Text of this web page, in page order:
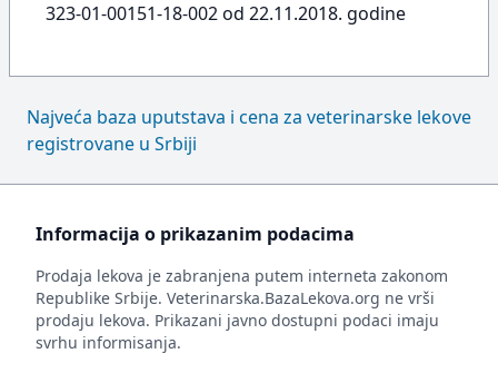
323-01-00151-18-002 od 22.11.2018. godine
Najveća baza uputstava i cena za veterinarske lekove
registrovane u Srbiji
Informacija o prikazanim podacima
Prodaja lekova je zabranjena putem interneta zakonom
Republike Srbije. Veterinarska.BazaLekova.org ne vrši
prodaju lekova. Prikazani javno dostupni podaci imaju
svrhu informisanja.